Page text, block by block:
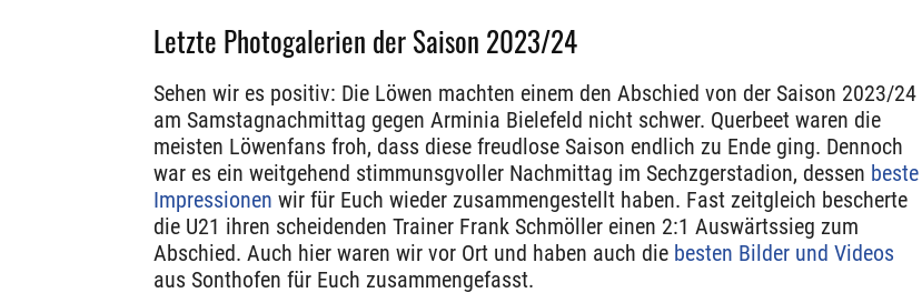
Letzte Photogalerien der Saison 2023/24
Sehen wir es positiv: Die Löwen machten einem den Abschied von der Saison 2023/24
am Samstagnachmittag gegen Arminia Bielefeld nicht schwer. Querbeet waren die
meisten Löwenfans froh, dass diese freudlose Saison endlich zu Ende ging. Dennoch
war es ein weitgehend stimmunsgvoller Nachmittag im Sechzgerstadion, dessen beste
Impressionen wir für Euch wieder zusammengestellt haben. Fast zeitgleich bescherte
die U21 ihren scheidenden Trainer Frank Schmöller einen 2:1 Auswärtssieg zum
Abschied. Auch hier waren wir vor Ort und haben auch die besten Bilder und Videos
aus Sonthofen für Euch zusammengefasst.